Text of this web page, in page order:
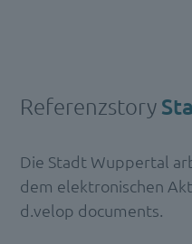
Referenzstory
Die Stadt Wuppertal
dem elektronischen
d.velop documents.